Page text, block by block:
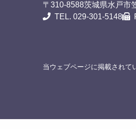
〒310-8588茨城県水戸市
TEL. 029-301-5148
当ウェブページに掲載されて